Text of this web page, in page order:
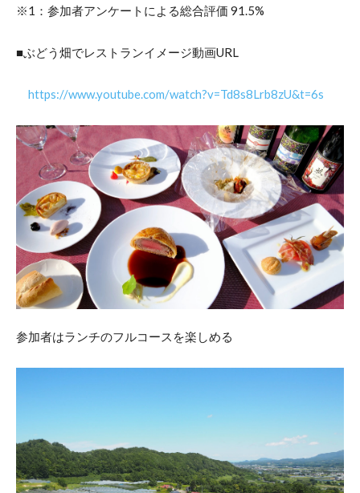
※1：参加者アンケートによる総合評価 91.5%
■ぶどう畑でレストランイメージ動画URL
https://www.youtube.com/watch?v=Td8s8Lrb8zU&t=6s
参加者はランチのフルコースを楽しめる